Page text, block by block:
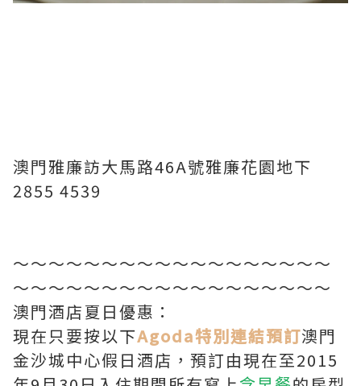
澳門雅廉訪大馬路46A號雅廉花園地下
2855 4539
～～～～～～～～～～～～～～～～～～
～～～～～～～～～～～～～～～～～～
澳門酒店夏日優惠：
現在只要按以下Agoda特別連結預訂澳門
金沙城中心假日酒店，預訂由現在至2015